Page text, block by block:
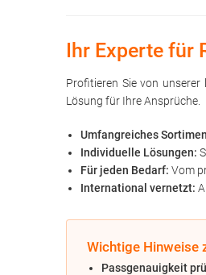
Ihr Experte für
Profitieren Sie von
Lösung für Ihre Ansprüche.
Umfangreiches
Individuelle Lösungen:
Für jeden Bedarf: Vom
International vernetzt:
Wichtige Hinweise
Passgenauigkeit